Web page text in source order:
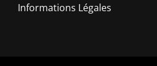
Informations Légales